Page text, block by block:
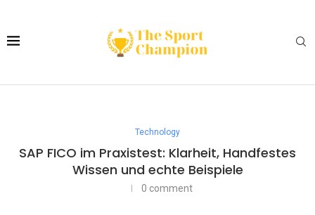
Technology
SAP FICO im Praxistest: Klarheit, Handfestes
Wissen und echte Beispiele
0 comment